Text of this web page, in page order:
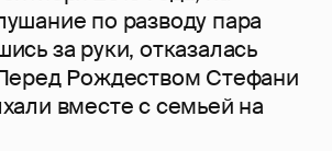
по разводу пара
за руки, отказалась
Рождеством Стефани
вместе с семьей на